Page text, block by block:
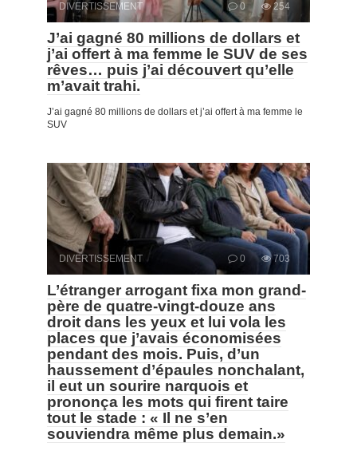
DIVERTISSEMENT 0 254
J’ai gagné 80 millions de dollars et
j’ai offert à ma femme le SUV de ses
rêves… puis j’ai découvert qu’elle
m’avait trahi.
J’ai gagné 80 millions de dollars et j’ai offert à ma femme le
SUV
DIVERTISSEMENT 0 703
L’étranger arrogant fixa mon grand-
père de quatre-vingt-douze ans
droit dans les yeux et lui vola les
places que j’avais économisées
pendant des mois. Puis, d’un
haussement d’épaules nonchalant,
il eut un sourire narquois et
prononça les mots qui firent taire
tout le stade : « Il ne s’en
souviendra même plus demain.»